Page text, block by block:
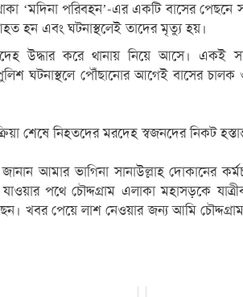
‘মদিনা পরিবহন’-এর একটি বাসের পেছনে
হন এবং ঘটনাস্থলেই তাদের মৃত্যু হয়।
উদ্ধার করে থানায় নিয়ে আসে। একই
ঘটনাস্থলে পৌঁছানোর আগেই বাসের চালক
শেষে নিহতদের মরদেহ স্বজনদের নিকট
আমার ভাগিনা সানাউল্লাহ দোকানের
পথে চৌদ্দগ্রাম এলাকা মহাসড়কে
খবর পেয়ে লাশ নেওয়ার জন্য আমি